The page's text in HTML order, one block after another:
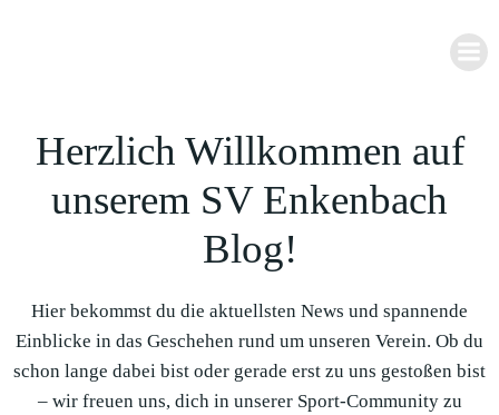
Herzlich Willkommen auf
unserem SV Enkenbach
Blog!
Hier bekommst du die aktuellsten News und spannende
Einblicke in das Geschehen rund um unseren Verein. Ob du
schon lange dabei bist oder gerade erst zu uns gestoßen bist
– wir freuen uns, dich in unserer Sport-Community zu